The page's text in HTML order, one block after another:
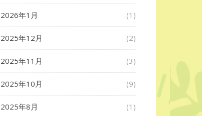
2026年1月 (1)
2025年12月 (2)
2025年11月 (3)
2025年10月 (9)
2025年8月 (1)